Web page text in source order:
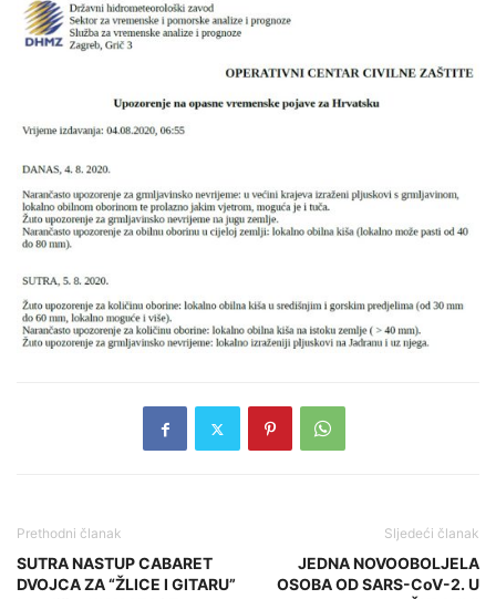
Prethodni članak
SUTRA NASTUP CABARET
DVOJCA ZA “ŽLICE I GITARU”
Sljedeći članak
JEDNA NOVOOBOLJELA
OSOBA OD SARS-CoV-2. U